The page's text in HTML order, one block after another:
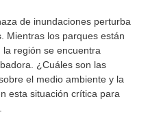
de inundaciones perturba
Mientras los parques están
región se encuentra
¿Cuáles son las
el medio ambiente y la
esta situación crítica para